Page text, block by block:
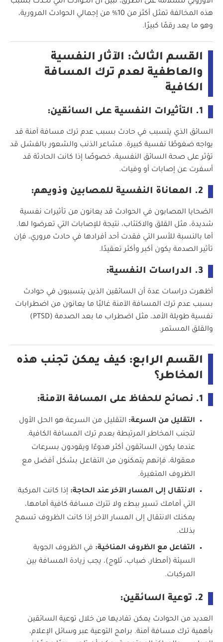
هذه المخالفة تمثل أكثر من 10% من إجمالي الحوادث المرورية،
وهو ما يعد رقمًا كبيرًا.
القسم الثالث: الآثار النفسية
والعاطفية لعدم ترك المسافة
الكافية
1. التأثيرات النفسية على السائقين:
السائق الذي يتسبب في حادث بسبب عدم ترك مسافة آمنة قد
يواجه ضغوطًا نفسية كبيرة. مشاعر الذنب والشعور بالفشل قد
تؤثر على صحة السائق النفسية، خصوصًا إذا كانت الحادثة قد
أسفرت عن إصابات أو وفيات.
2. المعاناة النفسية للمصابين وذويهم:
الضحايا المصابون في الحوادث قد يعانون من تأثيرات نفسية
شديدة، مثل القلق والاكتئاب، نتيجة للإصابات التي تعرضوا لها.
أما بالنسبة للأسر التي فقدت أحد أفرادها في حادث مروري، فإن
تأثير الصدمة يكون أكبر وأكثر تعقيدًا.
3. الدراسات النفسية:
أظهرت دراسات عدة أن السائقين الذين يتسببون في حوادث
بسبب عدم ترك المسافة الآمنة غالبًا ما يعانون من اضطرابات
نفسية طويلة الأمد، مثل اضطراب ما بعد الصدمة (PTSD)
والقلق المستمر.
القسم الرابع: كيف يمكن تجنب هذه
المخاطر؟
1. نصائح للحفاظ على المسافة الآمنة:
التقليل من السرعة: التقليل من السرعة هو الحل الأول
لتجنب المخاطر المرتبطة بعدم ترك المسافة الكافية.
عندما يكون السائقون أكثر هدوءًا ويقودون بسرعات
معقولة، فإنهم يتمكنون من التفاعل بشكل أفضل مع
الظروف المتغيرة.
الانتقال إلى المسار الآخر عند الحاجة: إذا كانت المركبة
التي أمامك تسير ببطء ولا تترك مسافة كافية أمامها،
يمكنك الانتقال إلى المسار الآخر إذا كانت الظروف تسمح
بذلك.
التفاعل مع الظروف المناخية: في الظروف الجوية
السيئة (أمطار، ضباب، ثلوج)، يجب زيادة المسافة بين
المركبات.
2. توعية السائقين:
العديد من الحوادث يمكن تفاديها من خلال توعية السائقين
بأهمية ترك مسافة آمنة. برامج التوعية عبر وسائل الإعلام،